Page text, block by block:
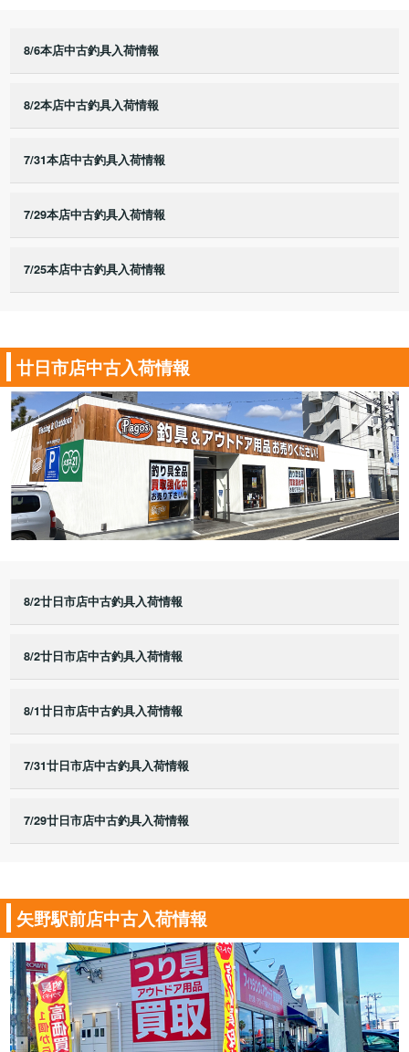
8/6本店中古釣具入荷情報
8/2本店中古釣具入荷情報
7/31本店中古釣具入荷情報
7/29本店中古釣具入荷情報
7/25本店中古釣具入荷情報
廿日市店中古入荷情報
8/2廿日市店中古釣具入荷情報
8/2廿日市店中古釣具入荷情報
8/1廿日市店中古釣具入荷情報
7/31廿日市店中古釣具入荷情報
7/29廿日市店中古釣具入荷情報
矢野駅前店中古入荷情報